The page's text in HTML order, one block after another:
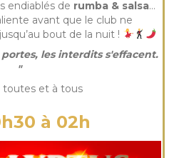
endiablés de rumba & salsa…
avant que le club ne
bout de la nuit !
les interdits s'effacent.
"
toutes et à tous
à 02h